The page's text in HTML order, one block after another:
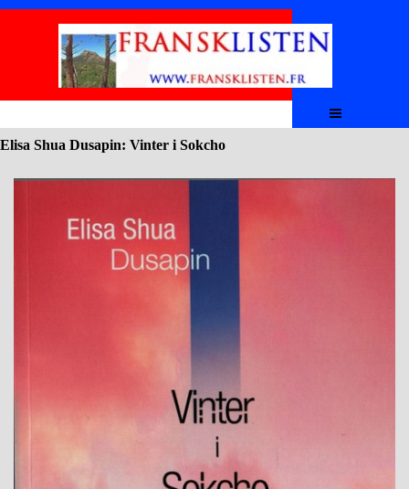
Aller au contenu
Elisa Shua Dusapin: Vinter i Sokcho